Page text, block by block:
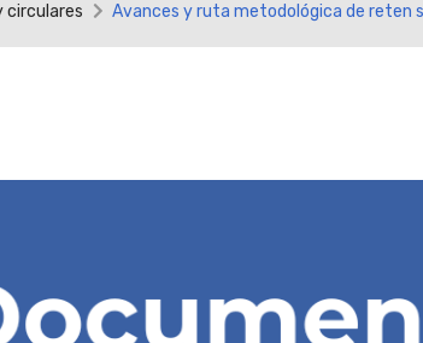
circulares Avances y ruta metodológica de reten